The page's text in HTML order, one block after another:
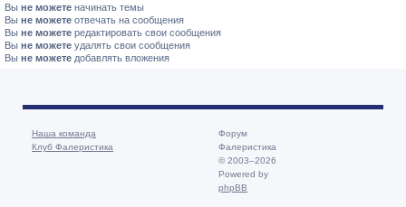
Вы не можете начинать темы
Вы не можете отвечать на сообщения
Вы не можете редактировать свои сообщения
Вы не можете удалять свои сообщения
Вы не можете добавлять вложения
Наша команда
Клуб Фалеристика
Форум
Фалеристика
© 2003–2026
Powered by
phpBB